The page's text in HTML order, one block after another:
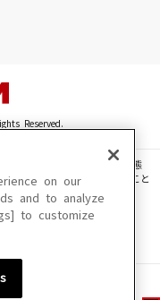
Reserved.
・動画・音声等を、手段や形態
転載、ファイル化などすること
い場合があります。
合があります。
on our
and to analyze
to customize